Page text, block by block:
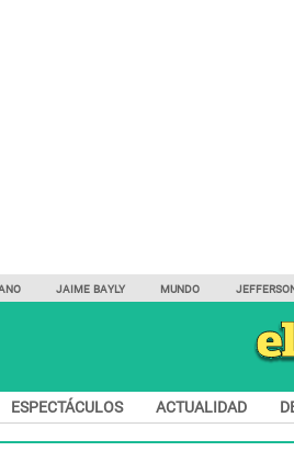
JAIME BAYLY MUNDO
ESPECTÁCULOS ACTUALIDAD